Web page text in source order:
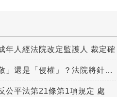
年人經法院改定監護人 裁定確
到底是「致敬」還是「侵權」？法院將針對個
公平法第21條第1項規定 處